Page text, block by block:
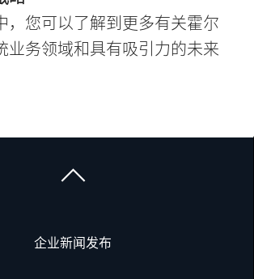
，您可以了解到更多有关霍尔
业务领域和具有吸引力的未来
企业新闻发布